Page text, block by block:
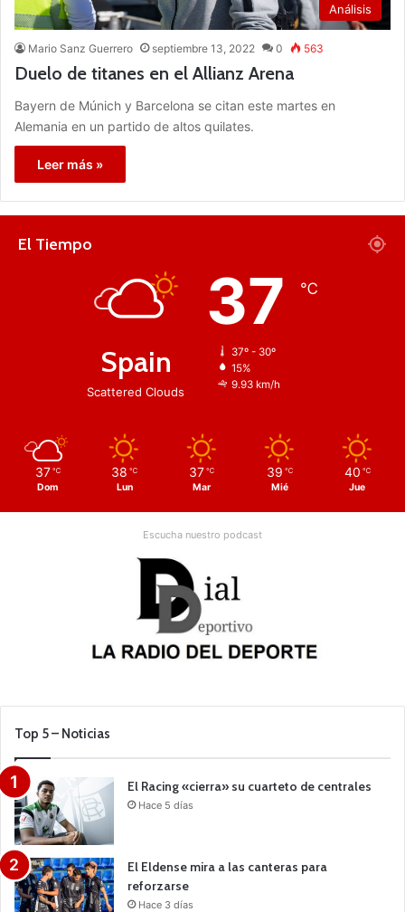
Análisis
Mario Sanz Guerrero septiembre 13, 2022 0 563
Duelo de titanes en el Allianz Arena
Bayern de Múnich y Barcelona se citan este martes en
Alemania en un partido de altos quilates.
Leer más »
El Tiempo
Spain
Scattered Clouds
37 ℃
37º - 30º
15%
9.93 km/h
37 ℃
Dom
38 ℃
Lun
37 ℃
Mar
39 ℃
Mié
40 ℃
Jue
Escucha nuestro podcast
Top 5 – Noticias
El Racing «cierra» su cuarteto de centrales
Hace 5 días
El Eldense mira a las canteras para
reforzarse
Hace 3 días